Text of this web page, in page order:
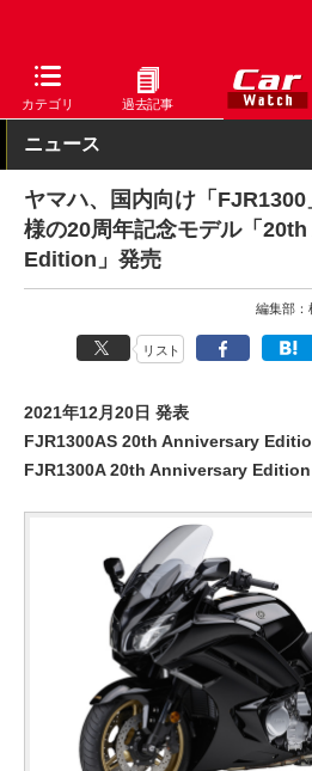
カテゴリ 過去記事
Car Watch モーターサイクル ヤマハ
ニュース
ヤマハ、国内向け「
様の20周年記念モデル「
Edition」発売
編集部：
リスト
2021年12月20日 発表
FJR1300AS 20th Anniversary
FJR1300A 20th Anniversary Edition